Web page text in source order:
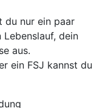
du nur ein paar
Lebenslauf, dein
aus.
ein FSJ kannst du